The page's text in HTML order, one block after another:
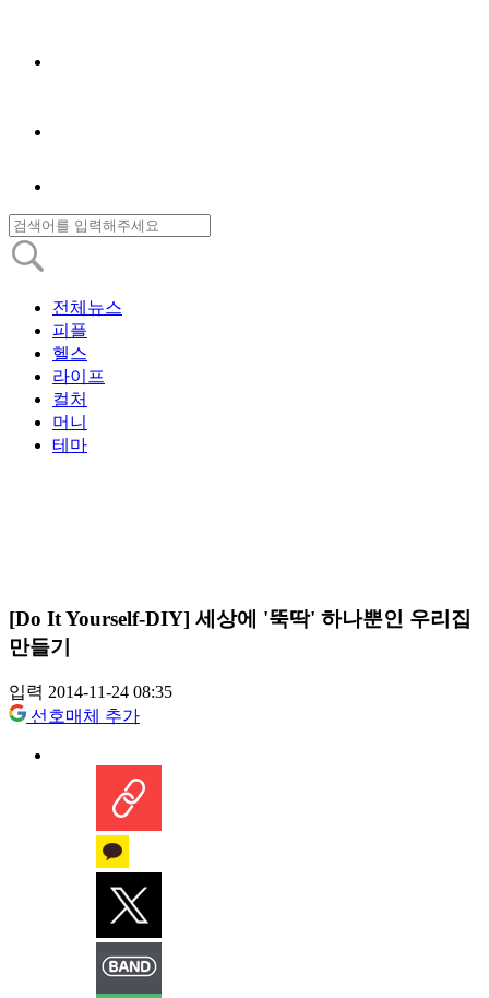
전체뉴스
피플
헬스
라이프
컬처
머니
테마
[Do It Yourself-DIY] 세상에 '뚝딱' 하나뿐인 우리집
만들기
입력 2014-11-24 08:35
선호매체 추가